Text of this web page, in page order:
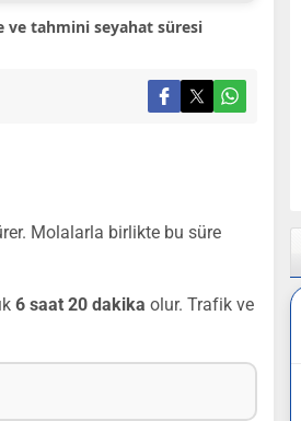
ve tahmini seyahat süresi
Molalarla birlikte bu süre
6 saat 20 dakika olur. Trafik ve